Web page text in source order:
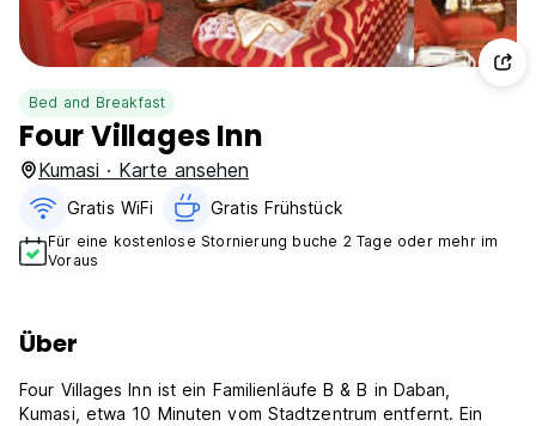
Bed and Breakfast
Four Villages Inn
Kumasi · Karte ansehen
Gratis WiFi Gratis Frühstück
Für eine kostenlose Stornierung buche 2 Tage oder mehr im
Voraus
Über
Four Villages Inn ist ein Familienläufe B & B in Daban,
Kumasi, etwa 10 Minuten vom Stadtzentrum entfernt. Ein